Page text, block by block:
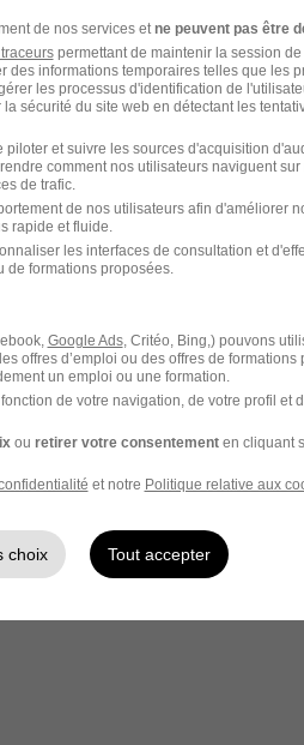
directe de vos clients.
de gestion de patrimoine
de nos services et ne peuvent pas être
permettant de maintenir la session
des informations temporaires telles que les
les processus d'identification de
sécurité du site web en détectant les
et suivre les sources d'acquisition
comment nos utilisateurs naviguent sur
de trafic.
de nos utilisateurs afin d'améliorer
rapide et fluide.
les interfaces de consultation et
formations proposées.
Google Ads, Critéo, Bing,) pouvons
offres d’emploi ou des offres de formations
un emploi ou une formation.
de votre navigation, de votre profil et
ou retirer votre consentementen cliquant
et notre Politique relative aux
choix Tout accepter